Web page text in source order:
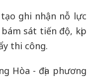
ghi nhận nỗ lực
sát tiến độ, kịp
thi công.
Hòa - địa phương